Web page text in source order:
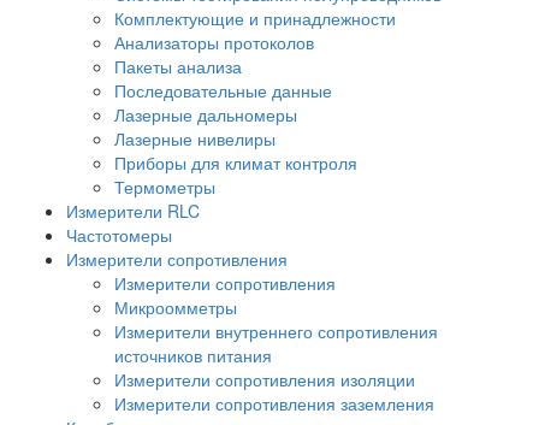
Комплектующие и принадлежности
Анализаторы протоколов
Пакеты анализа
Последовательные данные
Лазерные дальномеры
Лазерные нивелиры
Приборы для климат контроля
Термометры
Измерители RLC
Частотомеры
Измерители сопротивления
Измерители сопротивления
Микроомметры
Измерители внутреннего сопротивления
источников питания
Измерители сопротивления изоляции
Измерители сопротивления заземления